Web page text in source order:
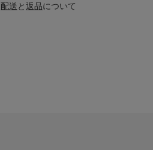
配送と返品について